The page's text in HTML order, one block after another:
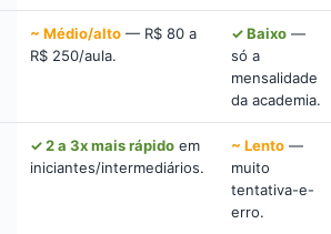
~ Médio/alto — R$ 80 a
R$ 250/aula.
✓ Baixo —
só a
mensalidade
da academia.
✓ 2 a 3x mais rápido em
iniciantes/intermediários.
~ Lento —
muito
tentativa-e-
erro.